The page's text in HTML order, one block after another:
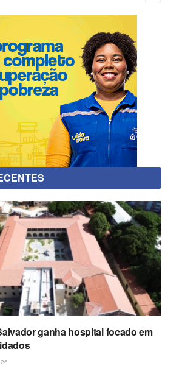
ganha hospital focado em